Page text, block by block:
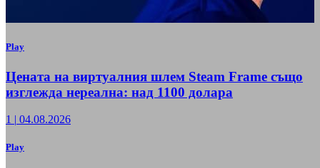
Play
Цената на виртуалния шлем Steam Frame също
изглежда нереална: над 1100 долара
1 | 04.08.2026
Play